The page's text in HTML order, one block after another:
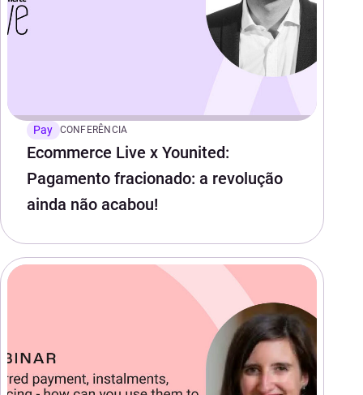
Pay CONFERÊNCIA
Ecommerce Live x Younited:
Pagamento fracionado: a revolução
ainda não acabou!